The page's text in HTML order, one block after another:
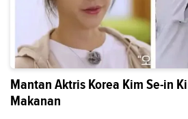
Mantan Aktris Korea Kim Se-in
Makanan